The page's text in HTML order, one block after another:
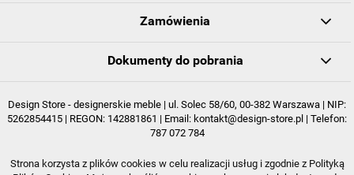
Strona korzysta z plików cookies w celu realizacji usług i zgodnie z Polityką
Zamówienia
Dokumenty do pobrania
Design Store - designerskie meble | ul. Solec 58/60, 00-382 Warszawa | NIP:
5262854415 | REGON: 142881861 | Email: kontakt@design-store.pl | Telefon:
787 072 784